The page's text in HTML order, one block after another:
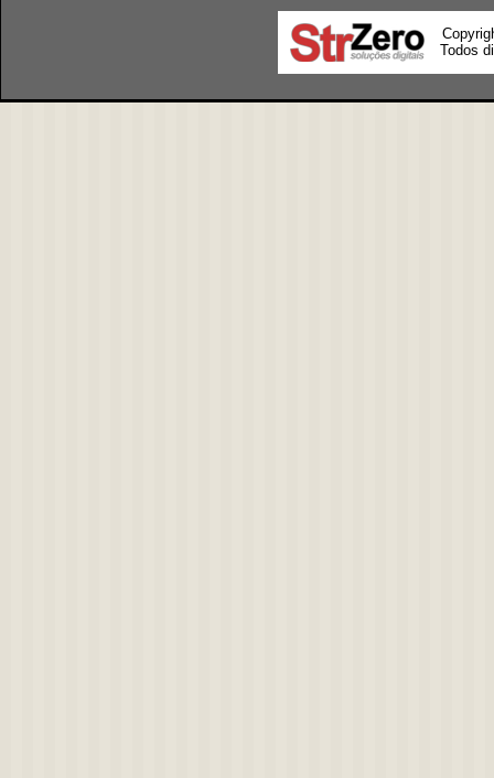
Todos